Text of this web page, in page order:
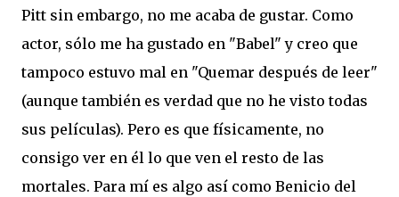
Pitt sin embargo, no me acaba de gustar. Como
actor, sólo me ha gustado en "Babel" y creo que
tampoco estuvo mal en "Quemar después de leer"
(aunque también es verdad que no he visto todas
sus películas). Pero es que físicamente, no
consigo ver en él lo que ven el resto de las
mortales. Para mí es algo así como Benicio del